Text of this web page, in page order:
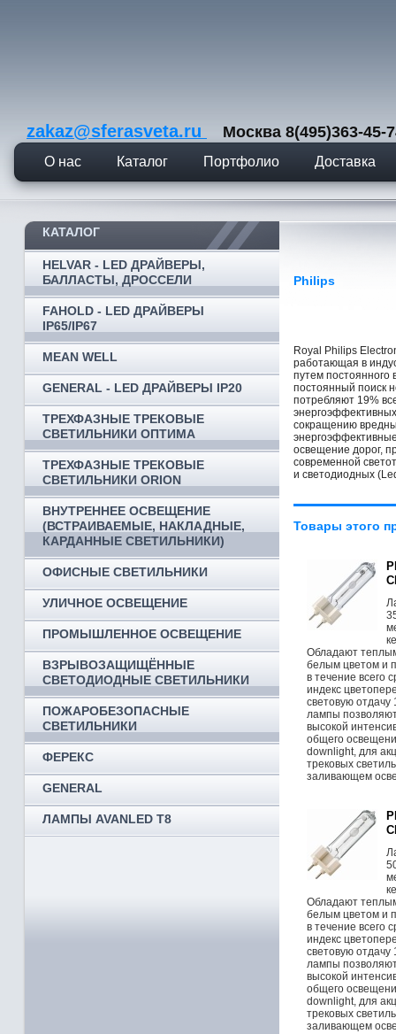
zakaz@sferasveta.ru Москва 8(495)363-
О нас Каталог Портфолио Доставка
КАТАЛОГ
HELVAR - LED ДРАЙВЕРЫ,
БАЛЛАСТЫ, ДРОССЕЛИ
FAHOLD - LED ДРАЙВЕРЫ
IP65/IP67
MEAN WELL
GENERAL - LED ДРАЙВЕРЫ IP20
ТРЕХФАЗНЫЕ ТРЕКОВЫЕ
СВЕТИЛЬНИКИ ОПТИМА
ТРЕХФАЗНЫЕ ТРЕКОВЫЕ
СВЕТИЛЬНИКИ ORION
ВНУТРЕННЕЕ ОСВЕЩЕНИЕ
(ВСТРАИВАЕМЫЕ, НАКЛАДНЫЕ,
КАРДАННЫЕ СВЕТИЛЬНИКИ)
ОФИСНЫЕ СВЕТИЛЬНИКИ
УЛИЧНОЕ ОСВЕЩЕНИЕ
ПРОМЫШЛЕННОЕ ОСВЕЩЕНИЕ
ВЗРЫВОЗАЩИЩЁННЫЕ
СВЕТОДИОДНЫЕ СВЕТИЛЬНИКИ
ПОЖАРОБЕЗОПАСНЫЕ
СВЕТИЛЬНИКИ
ФЕРЕКС
GENERAL
ЛАМПЫ AVANLED T8
Philips
Royal Philips
работающая в
путем постоянного
постоянный поиск
потребляют 19%
сокращению
освещение дорог,
современной
и светодиодных
Товары этого
Обладают
белым цветом и
в течение всего
индекс
световую
лампы
высокой
общего
downlight, для
трековых
заливающем
Обладают
белым цветом и
в течение всего
индекс
световую
лампы
высокой
общего
downlight, для
трековых
заливающем